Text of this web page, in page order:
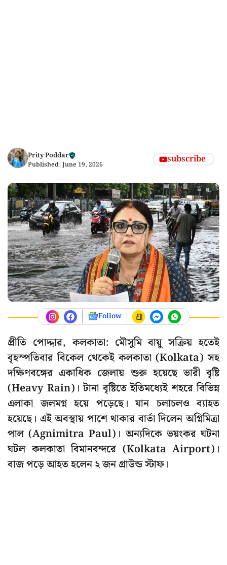
Prity Poddar
Published: June 19, 2026 subscribe
Follow
প্রীতি পোদ্দার, কলকাতা: মৌসুমি বায়ু সক্রিয় হতেই
বৃহস্পতিবার বিকেল থেকেই কলকাতা (Kolkata) সহ
দক্ষিণবঙ্গের একাধিক জেলায় শুরু হয়েছে ভারী বৃষ্টি
(Heavy Rain)। টানা বৃষ্টিতে ইতিমধ্যেই শহরে বিভিন্ন
এলাকা জলমগ্ন হয়ে পড়েছে। যান চলাচলও ব্যাহত
হয়েছে। এই অবস্থায় পাশে থাকার বার্তা দিলেন অগ্নিমিত্রা
পাল (Agnimitra Paul)। অন্যদিকে ভয়ংকর ঘটনা
ঘটল কলকাতা বিমানবন্দরে (Kolkata Airport)।
বাজ পড়ে আহত হলেন ২ জন গ্রাউন্ড স্টাফ।